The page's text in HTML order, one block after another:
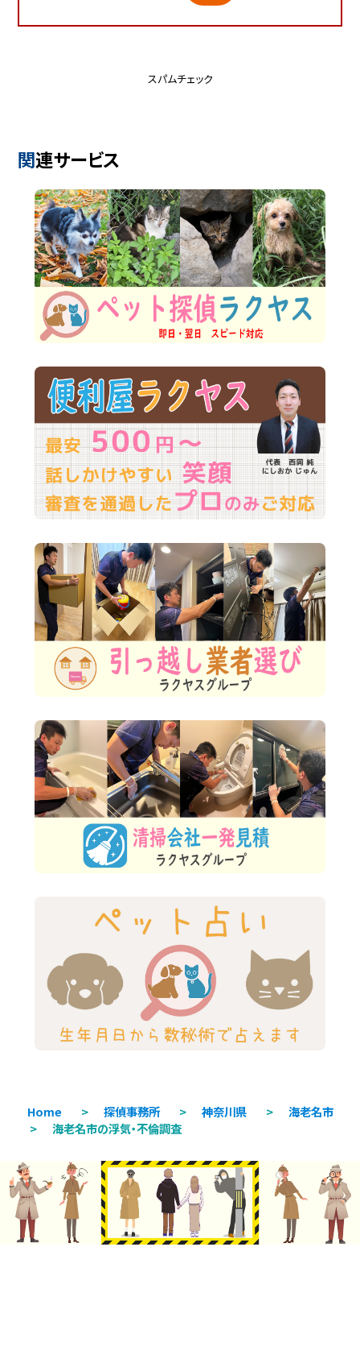
スパムチェック
関連サービス
Home > 探偵事務所 > 神奈川県 >
海老名市
>
海老名市の浮気・不倫調査